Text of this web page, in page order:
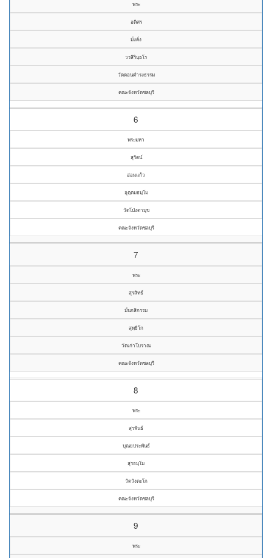
พระ
อดิศร
มั่งคั่ง
วรสิรินฺธโร
วัดดอนดำรงธรรม
คณะจังหวัดชลบุรี
6
พระมหา
สุรัตน์
อ่อมแก้ว
อุตฺตมธมฺโม
วัดโป่งตามุข
คณะจังหวัดชลบุรี
7
พระ
สุรสิทธ์
มั่นกสิกรรม
สุทฺธิโก
วัดเก่าโบราณ
คณะจังหวัดชลบุรี
8
พระ
สุรพันธ์
บุณยประพันธ์
สุรธมฺโม
วัดวังตะโก
คณะจังหวัดชลบุรี
9
พระ